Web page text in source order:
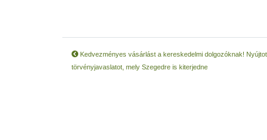
Kedvezményes vásárlást a kereskedelmi dolgozóknak!
törvényjavaslatot, mely Szegedre is kiterjedne